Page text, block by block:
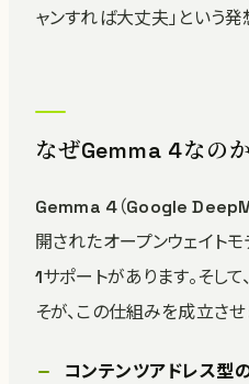
ャンすれば大丈夫」という
なぜGemma 4なのか
Gemma 4（Google
開されたオープンウェイト
1サポートがあります。そして
そが、この仕組みを成立させ
コンテンツアドレス型